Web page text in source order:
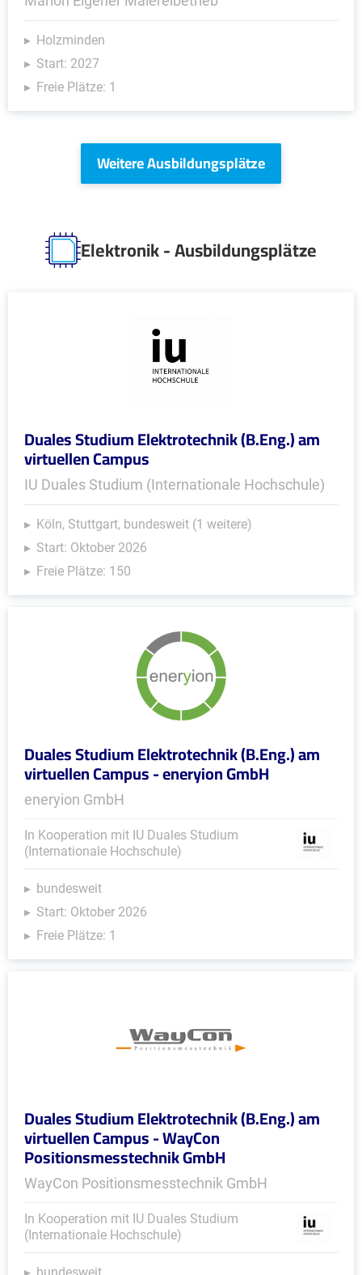
Holzminden
Start: 2027
Freie Plätze: 1
Weitere Ausbildungsplätze
Elektronik - Ausbildungsplätze
Duales Studium Elektrotechnik (B.Eng.) am
virtuellen Campus
IU Duales Studium (Internationale Hochschule)
Köln, Stuttgart, bundesweit (1 weitere)
Start: Oktober 2026
Freie Plätze: 150
Duales Studium Elektrotechnik (B.Eng.) am
virtuellen Campus - eneryion GmbH
eneryion GmbH
In Kooperation mit IU Duales Studium
(Internationale Hochschule)
bundesweit
Start: Oktober 2026
Freie Plätze: 1
Duales Studium Elektrotechnik (B.Eng.) am
virtuellen Campus - WayCon
Positionsmesstechnik GmbH
WayCon Positionsmesstechnik GmbH
In Kooperation mit IU Duales Studium
(Internationale Hochschule)